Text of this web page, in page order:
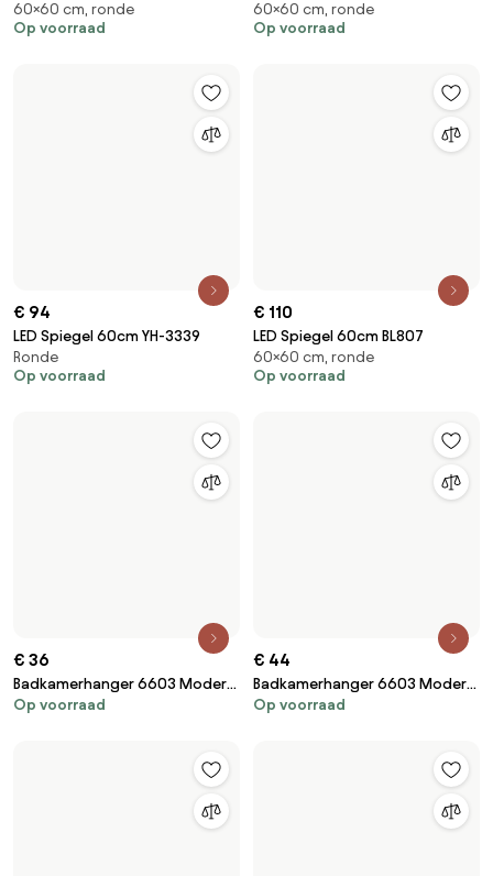
SILVER
60×60 cm, ronde
Op voorraad
60×60 cm, ronde
Op voorraad
€ 94
LED Spiegel 60cm YH-3339
Ronde
Op voorraad
€ 110
LED Spiegel 60cm BL807
60×60 cm, ronde
Op voorraad
€ 36
Badkamerhanger 6603 Modern
Brush Nickle
Op voorraad
€ 44
Badkamerhanger 6603 Modern
Brush Gold
Op voorraad